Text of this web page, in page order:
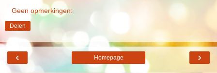
Geen opmerkingen:
Delen
‹ ›
Homepage